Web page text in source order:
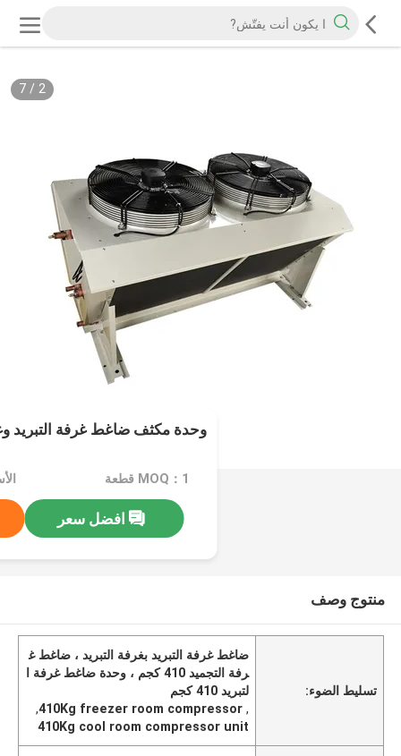
2
/
7
وحدة مكثف ضاغط غرفة التبريد وغرفة
MOQ：1 قطعة
افضل سعر
منتوج وصف
تسليط الضوء:
ضاغط غرفة التبريد بغرفة التبريد ، ضاغط غ
رفة التجميد 410 كجم ، وحدة ضاغط غرفة ا
لتبريد 410 كجم
,
410Kg freezer room compressor
,
410Kg cool room compressor unit